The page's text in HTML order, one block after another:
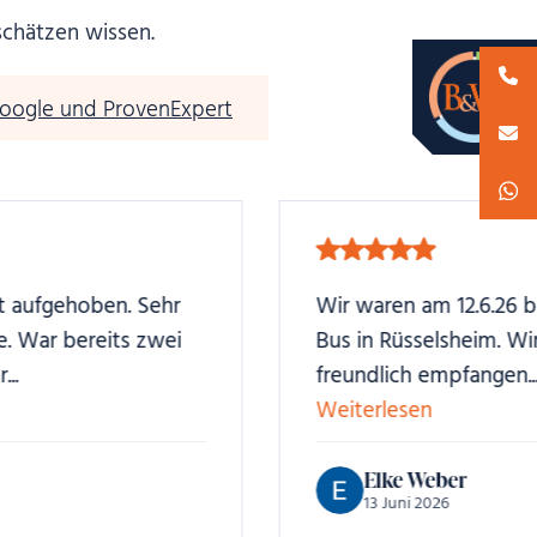
wissen.
und ProvenExpert
Wir waren am 12.6.26 bei dem Expertisen
Bus in Rüsselsheim. Wir wurden sehr